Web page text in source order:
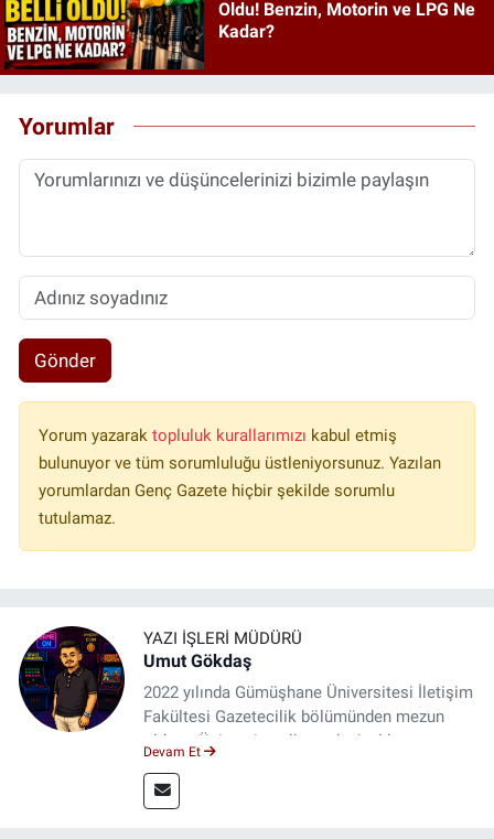
Oldu! Benzin, Motorin ve LPG Ne
Kadar?
Yorumlar
Gönder
Yorum yazarak topluluk kurallarımızı kabul etmiş
bulunuyor ve tüm sorumluluğu üstleniyorsunuz. Yazılan
yorumlardan Genç Gazete hiçbir şekilde sorumlu
tutulamaz.
YAZI İŞLERI MÜDÜRÜ
Umut Gökdaş
2022 yılında Gümüşhane Üniversitesi İletişim
Fakültesi Gazetecilik bölümünden mezun
oldum. Üniversite yıllarımda 4 yıl boyunca
saha deneyimi kazandım. 2023 yılından beri
Genç Gazete'de okurlarımıza haber
Devam Et